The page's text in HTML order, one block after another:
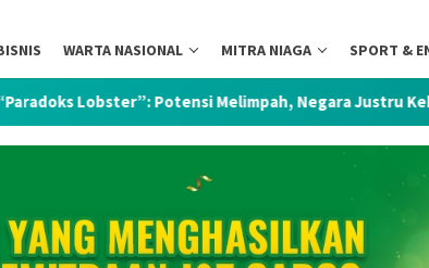
WARTA NASIONAL MITRA NIAGA SPORT &
Melimpah, Negara Justru Kehilangan Kendali